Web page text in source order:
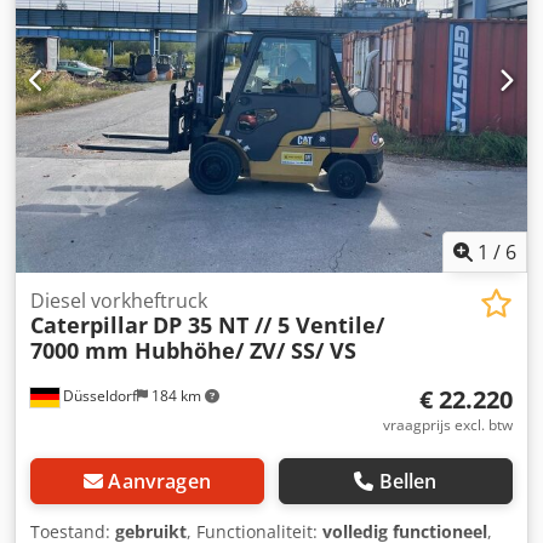
1 / 6
Düsseldorf 184 km
Diesel vorkheftruck
Caterpillar DP 35 NT // 5 Ventile/
7000 mm Hubhöhe/ ZV/ SS/ VS
€ 22.220
vraagprijs excl. btw
Aanvragen Bellen
Toestand: gebruikt, Functionaliteit: volledig functioneel,